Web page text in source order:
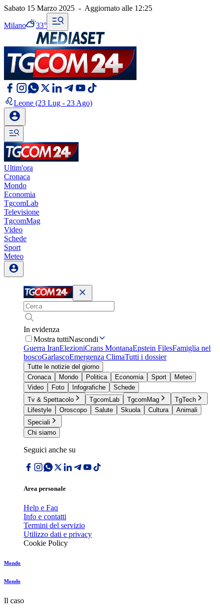
Sabato 15 Marzo 2025 - Aggiornato alle 12:25
Milano 33°
Leone (23 Lug - 23 Ago)
Ultim'ora
Cronaca
Mondo
Economia
TgcomLab
Televisione
TgcomMag
Video
Schede
Sport
Meteo
In evidenza
Mostra tuttiNascondi
Guerra IranElezioniCrans MontanaEpstein FilesFamiglia nel
boscoGarlascoEmergenza ClimaTutti i dossier
Tutte le notizie del giorno
Cronaca
Mondo Politica Economia Sport
Meteo
Video
Foto Infografiche
Schede
Tv & Spettacolo
TgcomLab TgcomMag
TgTech
Lifestyle
Oroscopo Salute Skuola Cultura
Animali
Speciali
Chi siamo
Seguici anche su
Area personale
Help e Faq
Info e contatti
Termini del servizio
Utilizzo dati e privacy
Cookie Policy
Mondo
Mondo
Il caso